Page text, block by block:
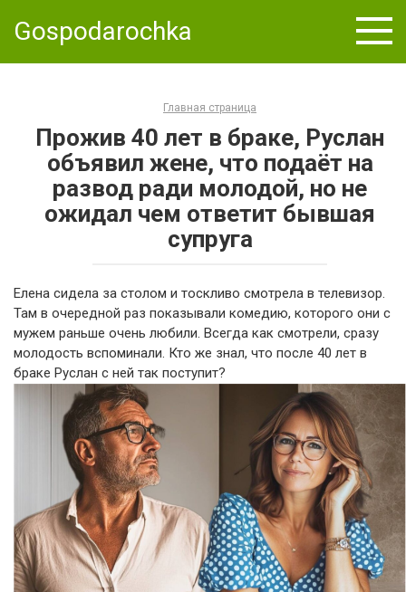
Gospodarochka
Главная страница
Прожив 40 лет в браке, Руслан
объявил жене, что подаёт на
развод ради молодой, но не
ожидал чем ответит бывшая
супруга
Елена сидела за столом и тоскливо смотрела в телевизор.
Там в очередной раз показывали комедию, которого они с
мужем раньше очень любили. Всегда как смотрели, сразу
молодость вспоминали. Кто же знал, что после 40 лет в
браке Руслан с ней так поступит?